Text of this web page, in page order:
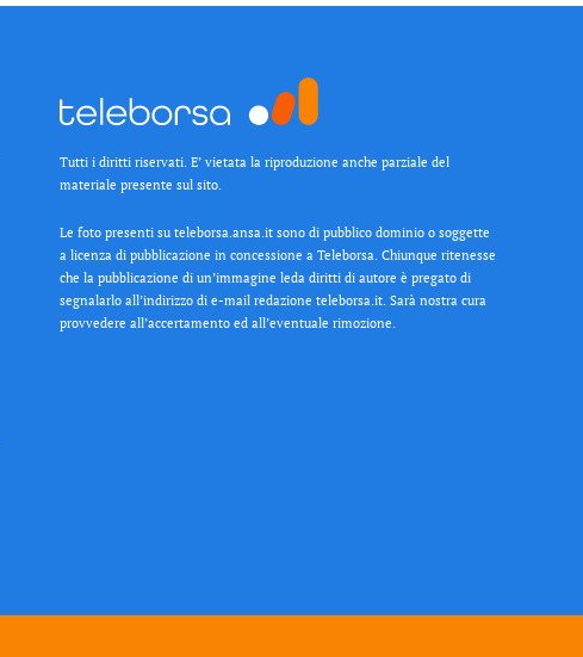
Tutti i diritti riservati. E’ vietata la riproduzione anche parziale del
materiale presente sul sito.
Le foto presenti su teleborsa.ansa.it sono di pubblico dominio o soggette
a licenza di pubblicazione in concessione a Teleborsa. Chiunque ritenesse
che la pubblicazione di un’immagine leda diritti di autore è pregato di
segnalarlo all’indirizzo di e-mail redazione teleborsa.it. Sarà nostra cura
provvedere all’accertamento ed all’eventuale rimozione.